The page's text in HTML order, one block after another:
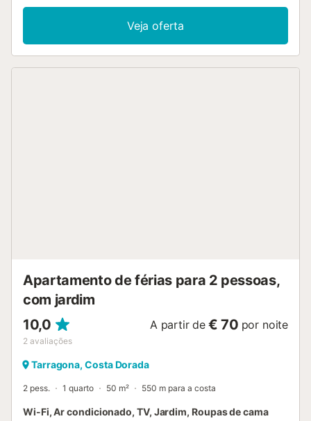
Veja oferta
Apartamento de férias para 2 pessoas,
com jardim
10,0
2 avaliações
A partir de € 70 por noite
Tarragona, Costa Dorada
2 pess. 1 quarto 50 m² 550 m para a costa
Wi-Fi, Ar condicionado, TV, Jardim, Roupas de cama